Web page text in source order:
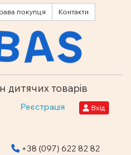
покупця Контакти
дитячих товарів
Реєстрація Вхід
+38 (097) 622 82 82